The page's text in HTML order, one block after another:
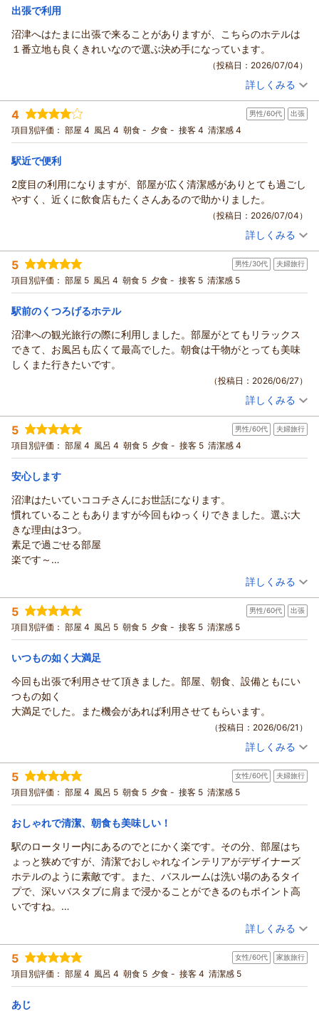
だけましたら幸いです。
たとのお言葉もありがとうございます。当館では全客室にサー
タ社製のベッドを採用し、皆様に心地よい眠りをご提供できる
よう努めておりますので、ご満足いただけたことを大変嬉しく
さらに、スタッフの接客につきましても温かいお言葉を頂戴
し、心より感謝申し上げます。お客様からのお褒めのお言葉
は、私どもにとって何よりの励みでございます。
またご家族でご旅行の機会がございましたら、ぜひココチホテ
ル沼津へお帰りくださいませ。スタッフ一同、再びお迎えでき
フロント 林
（返信日：2026/07/13）
ナックル様
この度はココチホテル沼津にご宿泊いただき、誠にありがとう
また、ご多忙のところ大変励みになるご感想をお寄せいただき
ましたこと、重ねて御礼申し上げます。
当館自慢の朝食について「異常においしい」との最高のお褒め
の言葉をいただき、スタッフ一同、大変感激しております。
アジの干物は、お客様に一番美味しい状態でお召し上がりいた
だきたく、ご注文をいただいてから一枚一枚丁寧に焼き上げる
美味しさをご堪能いただけたようで何よりでございます。
また、お部屋の清潔感についても快適にお過ごしいただけた様
いつお越しいただいても心地よく感じていただけるよう、今後
も清掃とメンテナンスに力を入れてまいります。
「またあの美味しい朝食が食べたいな」と思い出していただけ
ましたら、ぜひいつでもココチホテル沼津へお帰りくださいま
せ。
ナックル様にまたお会いできる日を、スタッフ一同心よりお待
ココチホテル沼津 志食
（返信日：2026/07/06）
出張で利用
沼津へはたまに出張で来ることがありますが、こちらのホテルは
１番立地も良くきれいなので選ぶ決め手になっています。
（投稿日：2026/07/04）
投稿者： くうさん(男性/60代)
宿泊プラン： 〔素泊り〕部屋指定なし ～ベストレート～〔16平米以上確
約〕（眺望なし）
その他 食事なし
宿泊価格帯： 7,001～8,000円(大人一人あたり/税込)
くう 様
この度も当ホテルをご利用いただき、誠にありがとうございま
沼津へご出張の際に、数ある宿泊施設の中から当ホテルをお選
びいただき、大変光栄に存じます。また、「立地も良くきれい
なので選ぶ決め手」とのお言葉をいただき、スタッフ一同とて
も嬉しく拝見いたしました。
これからも快適で安心してお過ごしいただけるホテルを目指
し、サービス・設備の維持向上に努めてまいります。
タッフ一同、心よりお待ちしております。
フロント ギトマー
詳しくみる
4 男性/60代 出張
項目別評価： 部屋 4 風呂 4 朝食 - 夕食 - 接客 4 清潔感 4
駅近で便利
2度目の利用になりますが、部屋が広く清潔感がありとても過ごし
やすく、近くに飲食店もたくさんあるので助かりました。
（投稿日：2026/07/04）
投稿者： くうさん(男性/60代)
宿泊プラン： 〔素泊り〕部屋指定なし ～ベストレート～〔16平米以上確
約〕（眺望なし）
その他 食事なし
宿泊価格帯： 7,001～8,000円(大人一人あたり/税込)
くう 様
この度は2度目のご利用、誠にありがとうございます。
お部屋の広さや清潔感についてお褒めのお言葉をいただき、大
変嬉しく思います。快適にお過ごしいただけたようで、スタッ
また、周辺の飲食店も便利にご利用いただけたとのこと、何よ
りです。
今後もより快適にお過ごしいただけるよう努めてまいりますの
で、またお近くへお越しの際はぜひ
ご利用ください。スタッフ一同、心よりお待ちしております。
（返信日：2026/07/05）
詳しくみる
5 男性/30代 夫婦旅行
項目別評価： 部屋 5 風呂 4 朝食 5 夕食 - 接客 5 清潔感 5
駅前のくつろげるホテル
沼津への観光旅行の際に利用しました。部屋がとてもリラックス
できて、お風呂も広くて最高でした。朝食は干物がとっても美味
しくまた行きたいです。
（投稿日：2026/06/27）
投稿者： kytkさん(男性/30代)
宿泊プラン： 【満車の日限定】〔朝食付き〕素足でくつろげるリラックスツ
イン
ツイン 朝のみ
宿泊価格帯： 12,001～13,000円(大人一人あたり/税込)
kytk 様
この度は当館をご利用いただき、また心温まる口コミをお寄せ
いただき誠にありがとうございます。
沼津観光のご滞在先として当館をお選びいただき、お部屋やお
風呂でゆっくりとおくつろぎいただけたとのこと、大変嬉しく
また、朝食の干物もお気に召していただけたようで何よりでご
ざいます。地元ならではの味を楽しんでいただけたことは、私
どもにとっても大きな喜びです。
「また行きたい」とのお言葉を励みに、これからもより快適に
お過ごしいただける宿を目指して努めてまいります。
フ一同、心よりお待ちしております。
フロント ギトマー
（返信日：2026/06/28）
詳しくみる
5 男性/60代 夫婦旅行
項目別評価： 部屋 4 風呂 4 朝食 5 夕食 - 接客 5 清潔感 4
安心します
沼津はたいていココチさんにお世話になります。
慣れていることもありますが今回もゆっくりできました。選ぶ大
きな理由は3つ。
素足で過ごせる部屋
楽です～
朝食が美味い。
特に揚げたてアジフライと焼きたてのアジが食べられる！この２
つは特に楽しみにしています。港に行ってもこちらで食べられる
ベースのタルタルがあるのを発見。これは美味しかった当たり。
ということで次回もたぶんお世話になりますw
（投稿日：2026/06/22）
宿泊時期： 2026年06月宿泊 (夫婦旅行)
投稿者： そーすけさん
宿泊プラン： 【じゃらんスペシャルウィーク】〔朝食付〕素足でくつろげる
リラックスツイン
ツイン 朝のみ
宿泊価格帯： 6,001～7,000円(大人一人あたり/税込)
ココチホテル沼津からの返信
そーすけ様
この度もココチホテル沼津をご利用いただき、また心温まる口
コミをお寄せいただき誠にありがとうございます。
「沼津はたいていココチ」とお選びいただけていること、大変
嬉しく拝読いたしました。
素足でゆったりお過ごしいただけるお部屋や、お好みの入浴剤
で楽しめるお風呂で、今回もごゆっくりお寛ぎいただけたとの
こと、何よりでございます。
また、朝食のアジフライや焼きアジを毎回楽しみにしてくださ
とって大きな励みになります。
今回は抹茶ベースのタルタルソースも発見していただけたとの
こと、お気に召していただけましたでしょうか。季節や時期に
よって新しい味わいもご用意しておりますので、次回もぜひ朝
食を楽しみにお越しくださいませ。
これからも「いつもの定宿」と感じていただけるよう、快適な
またお会いできます日をスタッフ一同、心よりお待ちしており
ます。
フロント ギトマー
詳しくみる
5 男性/60代 出張
項目別評価： 部屋 4 風呂 5 朝食 5 夕食 - 接客 5 清潔感 5
いつもの如く大満足
今回も出張で利用させて頂きました。部屋、朝食、設備ともにい
つもの如く
大満足でした。また機会があれば利用させてもらいます。
（投稿日：2026/06/21）
投稿者： ぽんちゃんさん(男性/60代)
宿泊プラン： 【じゃらんのお得な10日間】〔朝食付〕素足でくつろげるリラ
ックスツイン
ツイン 朝のみ
宿泊価格帯： 6,001～7,000円(大人一人あたり/税込)
ぽんちゃん様
この度も当ホテルをご利用いただき、誠にありがとうございま
す。
また、客室・朝食・設備につきまして「大満足」とのお言葉を
頂戴し、スタッフ一同大変嬉しく拝読いたしました。出張での
ご滞在が少しでも快適なお時間となりましたなら幸いです。
いつお越しいただいてもご満足いただけるよう、これからもサ
ービスの向上に努めてまいります。
またお会いできます日を心よりお待ちしております。お忙しい
中、温かいご投稿をありがとうございました。
フロント ギトマー
詳しくみる
5 女性/60代 夫婦旅行
項目別評価： 部屋 4 風呂 5 朝食 5 夕食 - 接客 5 清潔感 5
おしゃれで清潔、朝食も美味しい！
駅のロータリー内にあるのでとにかく楽です。その分、部屋はち
ょっと狭めですが、清潔でおしゃれなインテリアがデザイナーズ
ホテルのように素敵です。また、バスルームは洗い場のあるタイ
プで、深いバスタブに肩まで浸かることができるのもポイント高
いですね。
口コミを読んで朝食のアジを楽しみにしていましたが、焼き立て
熱々を出してくださるのが最高に美味しかったです。その他のお
料理もヘルシーな感じで美味しく頂きました。
スタッフの方々もみなさん感じ良く、また沼津に泊まる機会があ
れば是非また利用させていただきたいホテルです。
（投稿日：2026/06/12）
宿泊時期： 2026年06月宿泊 (夫婦旅行)
投稿者： MOOSE00さん
宿泊プラン： 【じゃらんスペシャルウィーク】〔朝食付〕素足でくつろげる
リラックスツイン
ツイン 朝のみ
宿泊価格帯：
詳しくみる
5 女性/60代 家族旅行
項目別評価： 部屋 4 風呂 4 朝食 5 夕食 - 接客 4 清潔感 5
あじ